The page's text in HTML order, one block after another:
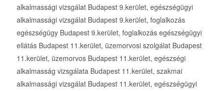
alkalmassági vizsgálat Budapest 9.kerület, egészségügyi
alkalmassági vizsgálat Budapest 9.kerület, foglalkozás
egészségügy Budapest 9.kerület, foglalkozás egészségügyi
ellátás Budapest 11.kerület, üzemorvosi szolgálat Budapest
11.kerület, üzemorvos Budapest 11.kerület, egészségi
alkalmasság vizsgálata Budapest 11.kerület, szakmai
alkalmassági vizsgálat Budapest 11.kerület, egészségügyi